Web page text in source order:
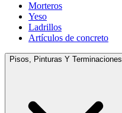
Morteros
Yeso
Ladrillos
Artículos de concreto
Pisos, Pinturas Y Terminaciones